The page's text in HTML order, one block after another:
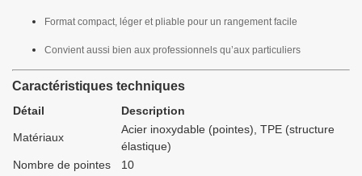
Format compact, léger et pliable pour un rangement facile
Convient aussi bien aux professionnels qu’aux particuliers
Caractéristiques techniques
Détail Description
Matériaux
Acier inoxydable (pointes), TPE (structure
élastique)
Nombre de pointes
10